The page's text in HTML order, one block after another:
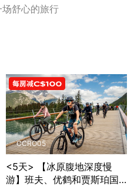
舒心的旅行
CCRO05
<5天> 【冰原腹地深度慢
游】班夫、优鹤和贾斯珀国